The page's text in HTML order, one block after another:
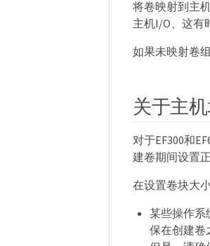
将卷映射到主
主机I/O、这有
如果未映射卷
关于主
对于EF300和
建卷期间设置
在设置卷块大
某些操作系
保在创建卷